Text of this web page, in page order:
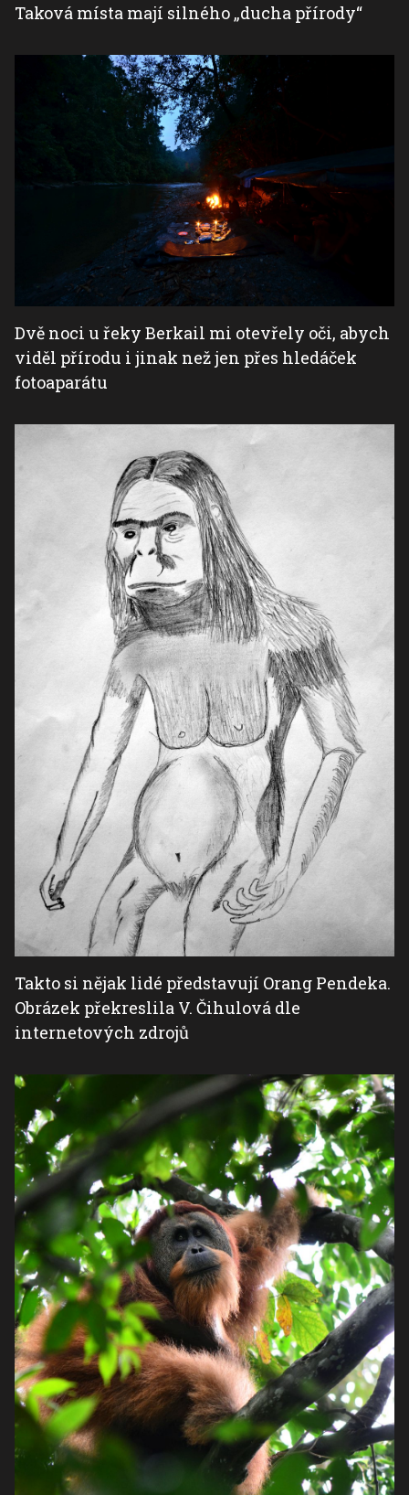
Taková místa mají silného „ducha přírody“
Dvě noci u řeky Berkail mi otevřely oči, abych
viděl přírodu i jinak než jen přes hledáček
fotoaparátu
Takto si nějak lidé představují Orang Pendeka.
Obrázek překreslila V. Čihulová dle
internetových zdrojů